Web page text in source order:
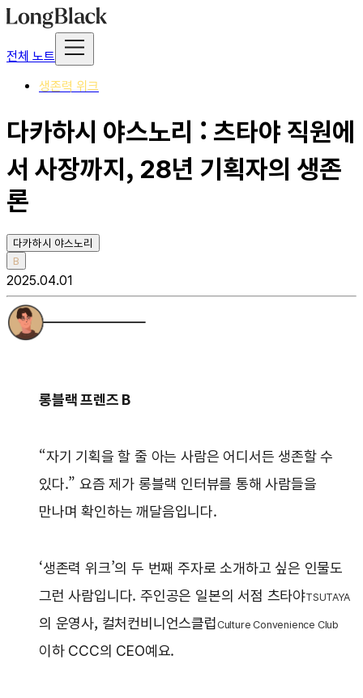
전체 노트
생존력 위크
다카하시 야스노리 : 츠타야 직원에
서 사장까지, 28년 기획자의 생존
론
다카하시 야스노리
B
2025.04.01
롱블랙 프렌즈 B
“자기 기획을 할 줄 아는 사람은 어디서든 생존할 수
있다.” 요즘 제가 롱블랙 인터뷰를 통해 사람들을
만나며 확인하는 깨달음입니다.
‘생존력 위크’의 두 번째 주자로 소개하고 싶은 인물도
그런 사람입니다. 주인공은 일본의 서점 츠타야TSUTAYA
의 운영사, 컬처컨비니언스클럽Culture Convenience Club
이하 CCC의 CEO예요.